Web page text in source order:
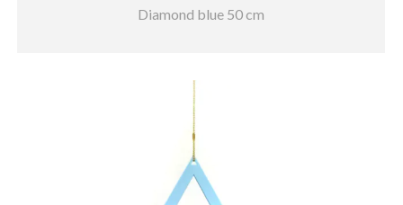
Diamond blue 50 cm